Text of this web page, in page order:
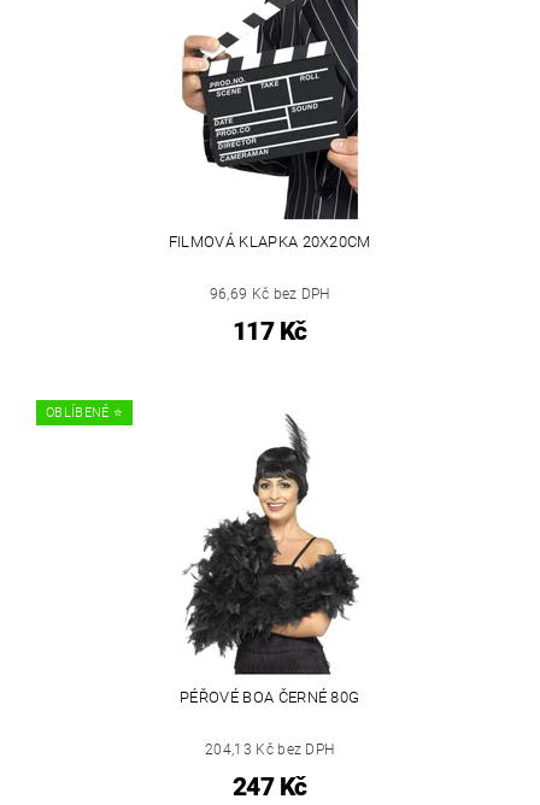
FILMOVÁ KLAPKA 20X20CM
96,69 Kč bez DPH
117 Kč
OBLÍBENÉ ⭐️
PÉŘOVÉ BOA ČERNÉ 80G
204,13 Kč bez DPH
247 Kč